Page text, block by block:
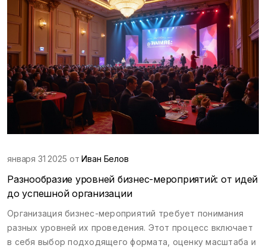
января 31 2025 отИван Белов
Разнообразие уровней бизнес-мероприятий: от идей
до успешной организации
Организация бизнес-мероприятий требует понимания
разных уровней их проведения. Этот процесс включает
в себя выбор подходящего формата, оценку масштаба и